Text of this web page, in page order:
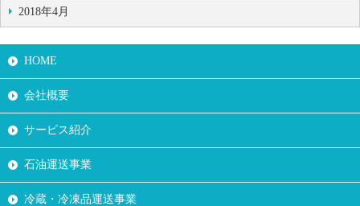
2018年4月
HOME
会社概要
サービス紹介
石油運送事業
冷蔵・冷凍品運送事業